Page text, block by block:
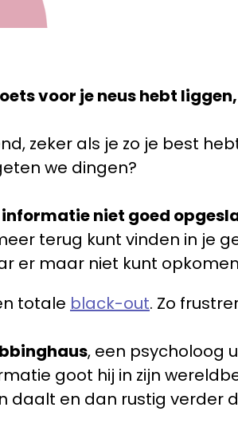
voor je neus hebt
zeker als je zo je best
we dingen?
informatie niet goed
terug kunt vinden in je
er maar niet kunt
totale black-out. Zo
, een psycholoog
goot hij in zijn
daalt en dan rustig verder